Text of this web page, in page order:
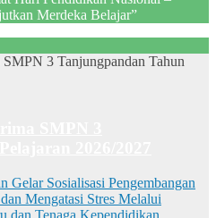
Merdeka Belajar”